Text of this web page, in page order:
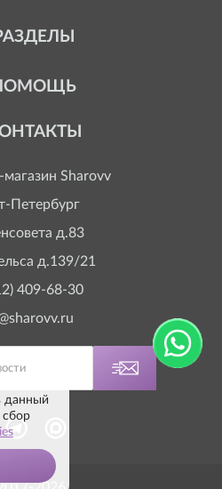
магазин Sharovv
Петербург
д.83
д.139/21
409-68-30
данный
сбор